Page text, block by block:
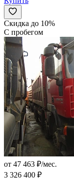
Скидка до 10%
С пробегом
от 47 463 ₽/мес.
3 326 400 ₽